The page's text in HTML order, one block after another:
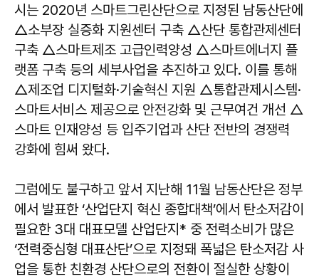
시는 2020년 스마트그린산단으로 지정된 남동산단에
△소부장 실증화 지원센터 구축 △산단 통합관제센터
구축 △스마트제조 고급인력양성 △스마트에너지 플
랫폼 구축 등의 세부사업을 추진하고 있다. 이를 통해
△제조업 디지털화·기술혁신 지원 △통합관제시스템·
스마트서비스 제공으로 안전강화 및 근무여건 개선 △
스마트 인재양성 등 입주기업과 산단 전반의 경쟁력
강화에 힘써 왔다.
그럼에도 불구하고 앞서 지난해 11월 남동산단은 정부
에서 발표한 ‘산업단지 혁신 종합대책’에서 탄소저감이
필요한 3대 대표모델 산업단지* 중 전력소비가 많은
‘전력중심형 대표산단’으로 지정돼 폭넓은 탄소저감 사
업을 통한 친환경 산단으로의 전환이 절실한 상황이